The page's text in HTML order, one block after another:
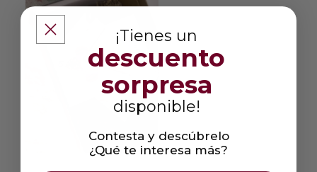
¡Tienes un
descuento
sorpresa
disponible!
Contesta y descúbrelo
¿Qué te interesa más?